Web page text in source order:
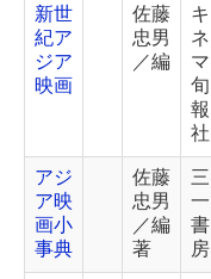
新世
紀ア
ジア
映画
佐藤
忠男
／編
キ
ネ
マ
旬
報
社
アジ
ア映
画小
事典
佐藤
忠男
／編
著
三
一
書
房